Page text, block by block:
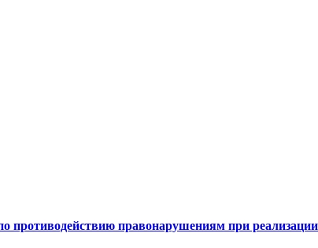
противодействию правонарушениям при реализации